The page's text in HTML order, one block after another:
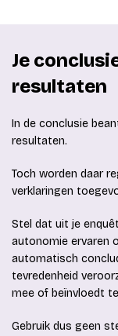
Je
resultaten
In de conclusie
resultaten.
Toch worden daar
verklaringen
Stel dat uit je
autonomie ervaren
automatisch
tevredenheid
mee of beïnvloedt
Gebruik dus geen